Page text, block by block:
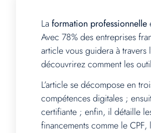
Laformation professionnelle
Avec 78% des entreprises
article vous guidera à travers
découvrirez comment les
L’article se décompose en
compétences digitales ;
certifiante ; enfin, il détaille
financements comme le